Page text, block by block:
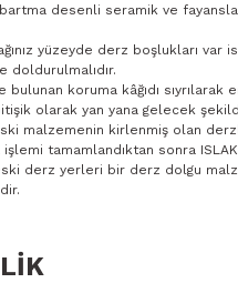
desenli seramik ve
yüzeyde derz boşlukları var
doldurulmalıdır.
bulunan koruma kâğıdı
olarak yan yana gelecek şekilde
malzemenin kirlenmiş olan
işlemi tamamlandıktan sonra
derz yerleri bir derz dolgu